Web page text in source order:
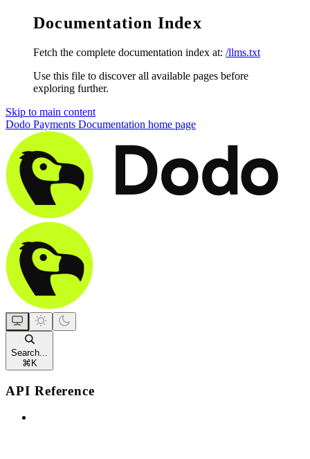
Documentation Index
Fetch the complete documentation index at: /llms.txt
Use this file to discover all available pages before
exploring further.
Skip to main content
Dodo Payments Documentation home page
Search...
⌘ K
API Reference